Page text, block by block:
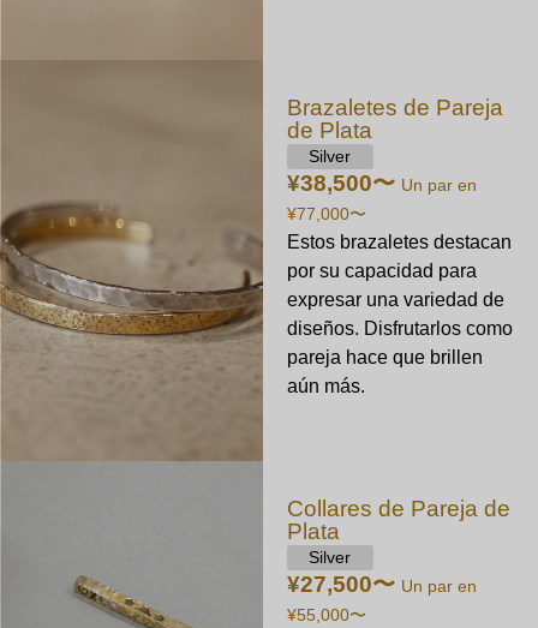
Brazaletes de Pareja
de Plata
Silver
¥38,500〜 Un par en
¥77,000〜
Estos brazaletes destacan
por su capacidad para
expresar una variedad de
diseños. Disfrutarlos como
pareja hace que brillen
aún más.
Collares de Pareja de
Plata
Silver
¥27,500〜 Un par en
¥55,000〜